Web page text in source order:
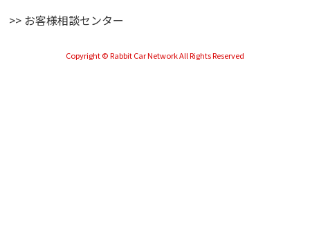
>> お客様相談センター
Copyright © Rabbit Car Network All Rights Reserved